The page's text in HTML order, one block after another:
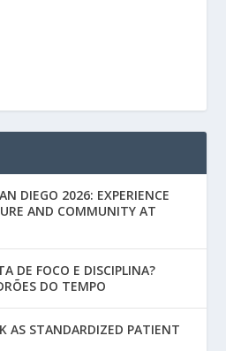
DIEGO 2026: EXPERIENCE
AND COMMUNITY AT
DE FOCO E DISCIPLINA?
DO TEMPO
AS STANDARDIZED PATIENT